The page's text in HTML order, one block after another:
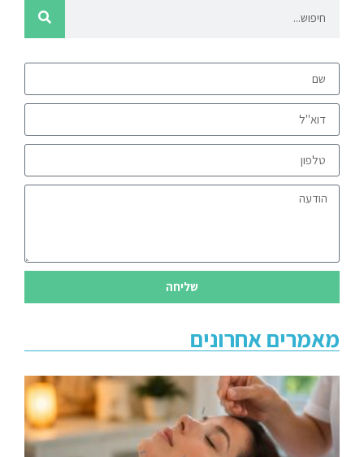
שליחה
מאמרים אחרונים